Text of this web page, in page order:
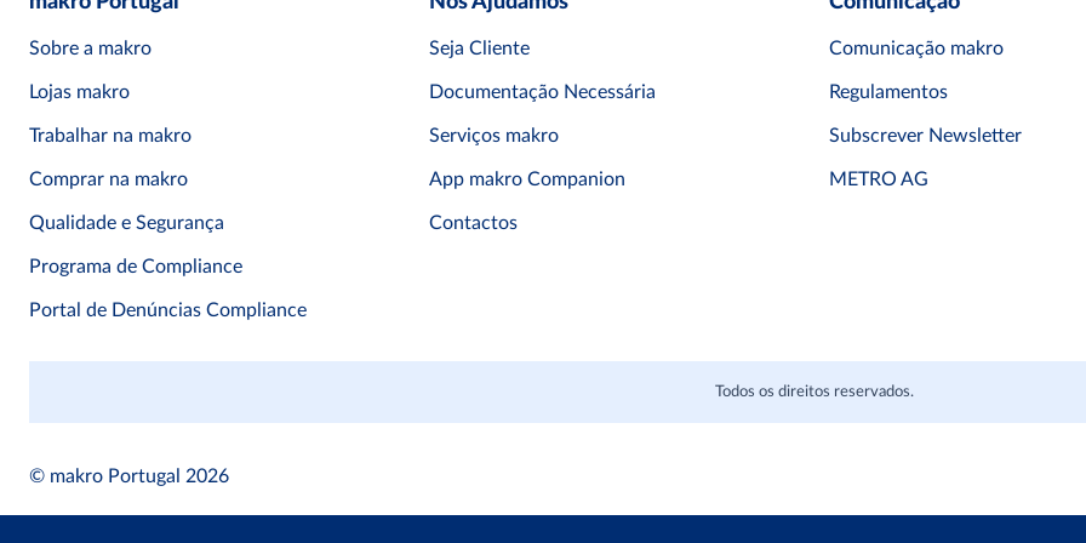
Sobre a makro
Lojas makro
Trabalhar na makro
Comprar na makro
Qualidade e Segurança
Programa de Compliance
Portal de Denúncias Compliance
Seja Cliente
Documentação Necessária
Serviços makro
App makro Companion
Contactos
Comunicação makro
Regulamentos
Subscrever Newsletter
METRO AG
Todos os direitos reservados.
© makro Portugal 2026